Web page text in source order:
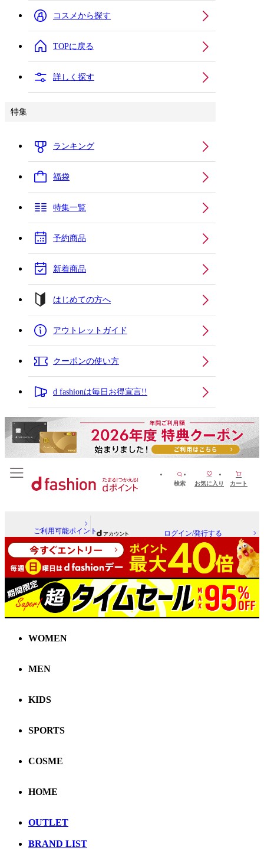
コスメから探す
TOPに戻る
詳しく探す
特集
ランキング
福袋
特集一覧
予約商品
新着商品
はじめての方へ
アウトレットガイド
クーポンの使い方
d fashionは毎日お得宣言!!
検索 お気に入り カート
ご利用可能ポイント ログイン/発行する
WOMEN
MEN
KIDS
SPORTS
COSME
HOME
OUTLET
BRAND LIST